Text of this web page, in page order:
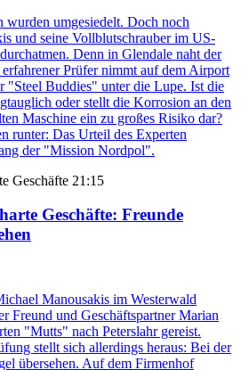
umgesiedelt. Doch noch
und seine Vollblutschrauber im US-
Denn in Glendale naht der
Prüfer nimmt auf dem Airport
"Steel Buddies" unter die Lupe. Ist die
oder stellt die Korrosion an den
Maschine ein zu großes Risiko dar?
runter: Das Urteil des Experten
der "Mission Nordpol".
21:15
Geschäfte: Freunde
Manousakis im Westerwald
Freund und Geschäftspartner Marian
"Mutts" nach Peterslahr gereist.
stellt sich allerdings heraus: Bei der
übersehen. Auf dem Firmenhof